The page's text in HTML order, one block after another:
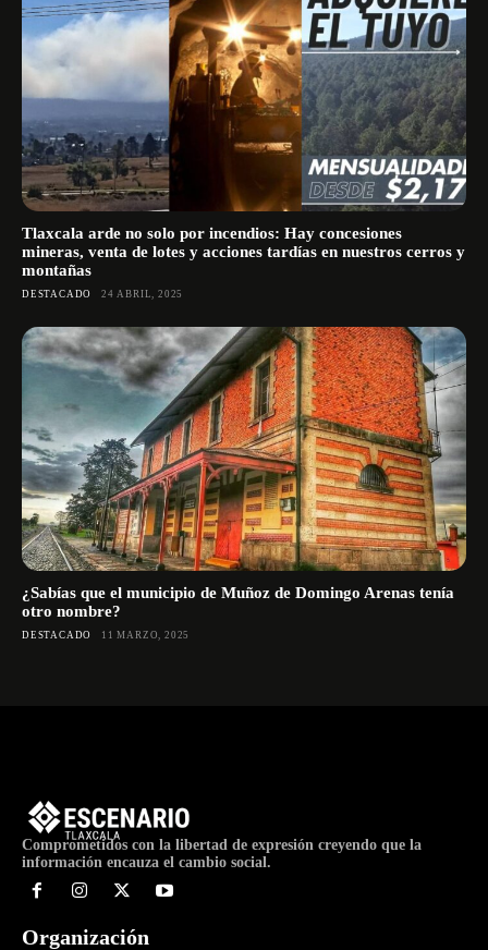
Tlaxcala arde no solo por incendios: Hay concesiones
mineras, venta de lotes y acciones tardías en nuestros cerros y
montañas
DESTACADO 24 ABRIL, 2025
¿Sabías que el municipio de Muñoz de Domingo Arenas tenía
otro nombre?
DESTACADO 11 MARZO, 2025
Comprometidos con la libertad de expresión creyendo que la
información encauza el cambio social.
Organización